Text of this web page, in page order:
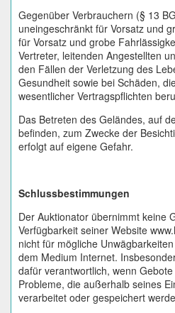
Gegenüber Verbrauchern (§ 13
uneingeschränkt für Vorsatz und
für Vorsatz und grobe
Vertreter, leitenden Angestellten
den Fällen der Verletzung des
Gesundheit sowie bei Schäden,
wesentlicher Vertragspflichten
Das Betreten des Geländes, auf
befinden, zum Zwecke der
erfolgt auf eigene Gefahr.
Schlussbestimmungen
Der Auktionator übernimmt keine
Verfügbarkeit seiner Website
nicht für mögliche
dem Medium Internet.
dafür verantwortlich, wenn
Probleme, die außerhalb seines
verarbeitet oder gespeichert